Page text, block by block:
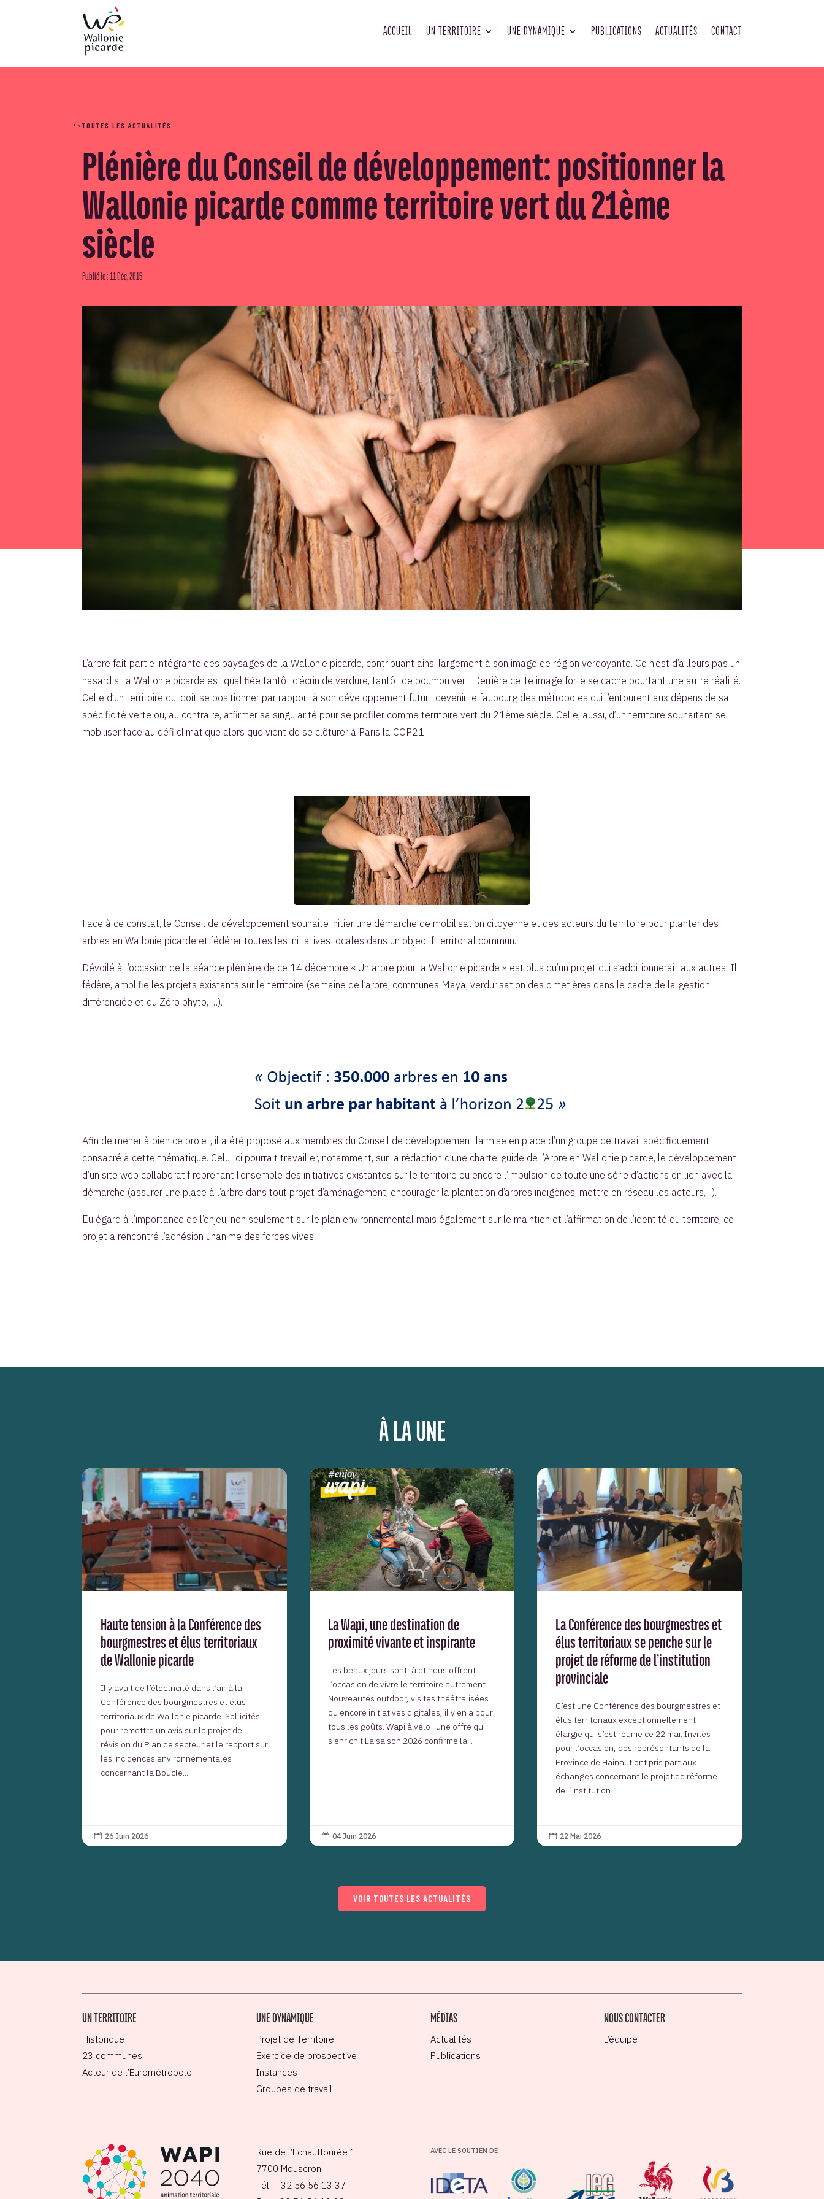
ACCUEIL UN TERRITOIRE UNE DYNAMIQUE PUBLICATIONS ACTUALITÉS CONTACT
TOUTES LES ACTUALITÉS
Plénière du Conseil de développement: positionner la
Wallonie picarde comme territoire vert du 21ème
siècle
Publié le : 11 Déc, 2015
L’arbre fait partie intégrante des paysages de la Wallonie picarde, contribuant ainsi largement à son image de région verdoyante. Ce n’est d’ailleurs pas un
hasard si la Wallonie picarde est qualifiée tantôt d’écrin de verdure, tantôt de poumon vert. Derrière cette image forte se cache pourtant une autre réalité.
Celle d’un territoire qui doit se positionner par rapport à son développement futur : devenir le faubourg des métropoles qui l’entourent aux dépens de sa
spécificité verte ou, au contraire, affirmer sa singularité pour se profiler comme territoire vert du 21ème siècle. Celle, aussi, d’un territoire souhaitant se
mobiliser face au défi climatique alors que vient de se clôturer à Paris la COP21.
Face à ce constat, le Conseil de développement souhaite initier une démarche de mobilisation citoyenne et des acteurs du territoire pour planter des
arbres en Wallonie picarde et fédérer toutes les initiatives locales dans un objectif territorial commun.
Dévoilé à l’occasion de la séance plénière de ce 14 décembre « Un arbre pour la Wallonie picarde » est plus qu’un projet qui s’additionnerait aux autres. Il
fédère, amplifie les projets existants sur le territoire (semaine de l’arbre, communes Maya, verdurisation des cimetières dans le cadre de la gestion
différenciée et du Zéro phyto, …).
Afin de mener à bien ce projet, il a été proposé aux membres du Conseil de développement la mise en place d’un groupe de travail spécifiquement
consacré à cette thématique. Celui-ci pourrait travailler, notamment, sur la rédaction d’une charte-guide de l’Arbre en Wallonie picarde, le développement
d’un site web collaboratif reprenant l’ensemble des initiatives existantes sur le territoire ou encore l’impulsion de toute une série d’actions en lien avec la
démarche (assurer une place à l’arbre dans tout projet d’aménagement, encourager la plantation d’arbres indigènes, mettre en réseau les acteurs, ..).
Eu égard à l’importance de l’enjeu, non seulement sur le plan environnemental mais également sur le maintien et l’affirmation de l’identité du territoire, ce
projet a rencontré l’adhésion unanime des forces vives.
À LA UNE
Haute tension à la Conférence des
bourgmestres et élus territoriaux
de Wallonie picarde
Il y avait de l’électricité dans l’air à la
Conférence des bourgmestres et élus
territoriaux de Wallonie picarde. Sollicités
pour remettre un avis sur le projet de
révision du Plan de secteur et le rapport sur
les incidences environnementales
concernant la Boucle...
 26 Juin 2026
La Wapi, une destination de
proximité vivante et inspirante
Les beaux jours sont là et nous offrent
l’occasion de vivre le territoire autrement.
Nouveautés outdoor, visites théâtralisées
ou encore initiatives digitales, il y en a pour
tous les goûts. Wapi à vélo : une offre qui
s’enrichit La saison 2026 confirme la...
 04 Juin 2026
La Conférence des bourgmestres et
élus territoriaux se penche sur le
projet de réforme de l’institution
provinciale
C’est une Conférence des bourgmestres et
élus territoriaux exceptionnellement
élargie qui s’est réunie ce 22 mai. Invités
pour l’occasion, des représentants de la
Province de Hainaut ont pris part aux
échanges concernant le projet de réforme
de l’institution...
 22 Mai 2026
VOIR TOUTES LES ACTUALITÉS
UN TERRITOIRE
Historique
23 communes
Acteur de l’Eurométropole
UNE DYNAMIQUE
Projet de Territoire
Exercice de prospective
Instances
Groupes de travail
MÉDIAS
Actualités
Publications
NOUS CONTACTER
L’équipe
Rue de l’Echauffourée 1
7700 Mouscron
Tél.: +32 56 56 13 37
AVEC LE SOUTIEN DE